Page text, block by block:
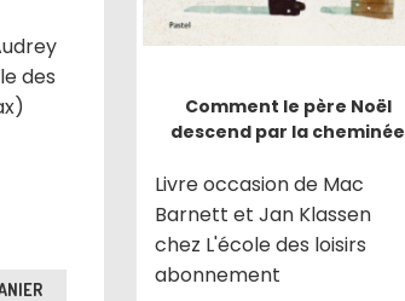
des
Comment le père Noël
descend par la cheminée
Livre occasion de Mac
Barnett et Jan Klassen
chez L'école des loisirs
abonnement